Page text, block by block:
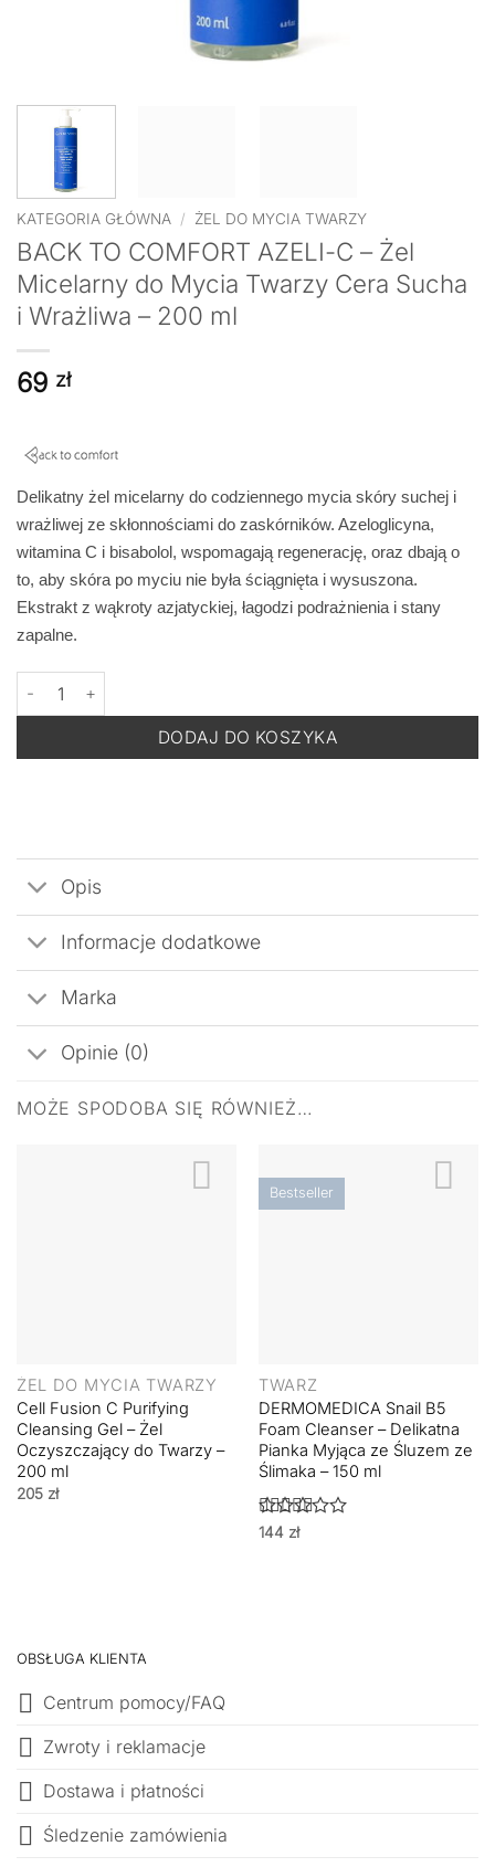
KATEGORIA GŁÓWNA / ŻEL DO MYCIA TWARZY
BACK TO COMFORT AZELI-C – Żel
Micelarny do Mycia Twarzy Cera Sucha
i Wrażliwa – 200 ml
69 zł
Delikatny żel micelarny do codziennego mycia skóry suchej i
wrażliwej ze skłonnościami do zaskórników. Azeloglicyna,
witamina C i bisabolol, wspomagają regenerację, oraz dbają o
to, aby skóra po myciu nie była ściągnięta i wysuszona.
Ekstrakt z wąkroty azjatyckiej, łagodzi podrażnienia i stany
zapalne.
ilość BACK TO COMFORT AZELI-C - Żel Micelarny do Mycia
DODAJ DO KOSZYKA
Opis
Informacje dodatkowe
Marka
Opinie (0)
MOŻE SPODOBA SIĘ RÓWNIEŻ…
ŻEL DO MYCIA TWARZY
Cell Fusion C Purifying
Cleansing Gel – Żel
Oczyszczający do Twarzy –
200 ml
205 zł
Bestseller
TWARZ
DERMOMEDICA Snail B5
Foam Cleanser – Delikatna
Pianka Myjąca ze Śluzem ze
Ślimaka – 150 ml
Oceniono
144 zł
OBSŁUGA KLIENTA
Centrum pomocy/FAQ
Zwroty i reklamacje
Dostawa i płatności
Śledzenie zamówienia